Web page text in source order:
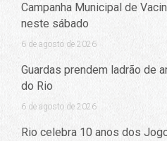
Campanha Municipal de
neste sábado
6 de agosto de 2026
Guardas prendem ladrão de
do Rio
6 de agosto de 2026
Rio celebra 10 anos dos